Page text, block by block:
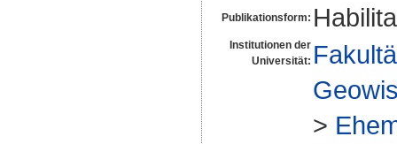
Publikationsform:
Institutionen der
Universität:
>